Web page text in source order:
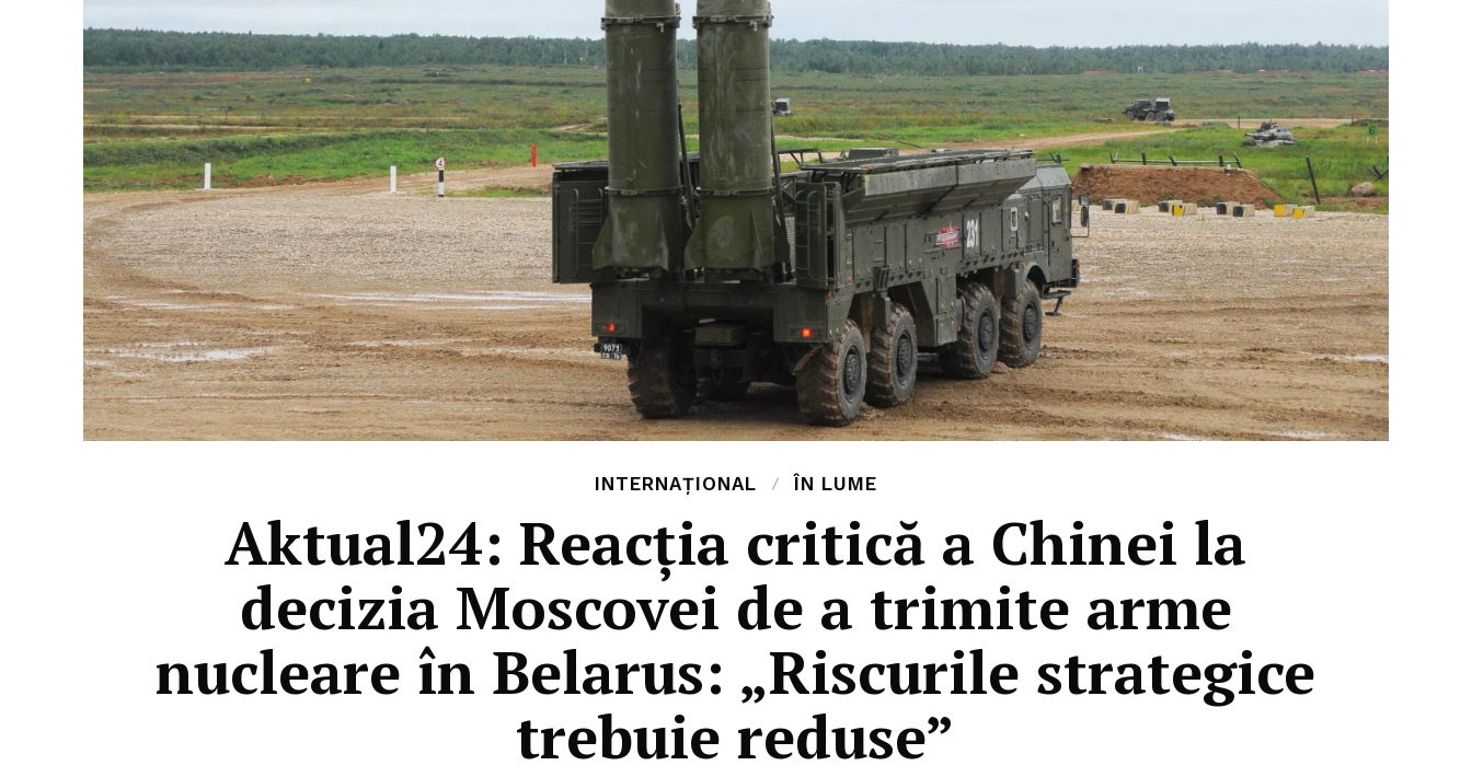
INTERNAȚIONAL ÎN LUME
Aktual24: Reacția critică a Chinei la
decizia Moscovei de a trimite arme
nucleare în Belarus: „Riscurile strategice
trebuie reduse”